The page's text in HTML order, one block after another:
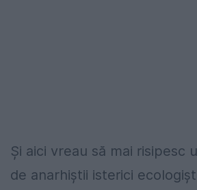
Și aici vreau să mai risipesc
de anarhiștii isterici